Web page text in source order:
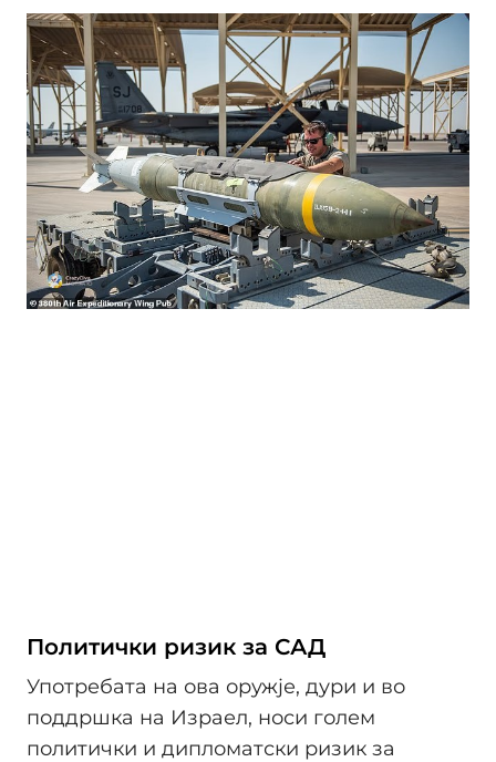
Политички ризик за САД
Употребата на ова оружје, дури и во
поддршка на Израел, носи голем
политички и дипломатски ризик за